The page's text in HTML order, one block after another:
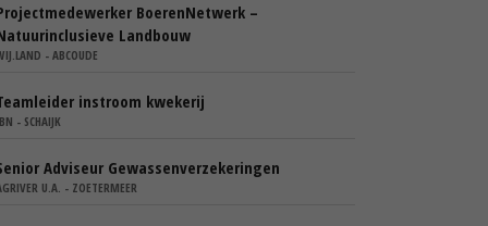
BoerenNetwerk –
Landbouw
- ABCOUDE
instroom kwekerij
- SCHAIJK
Adviseur Gewassenverzekeringen
U.A. - ZOETERMEER